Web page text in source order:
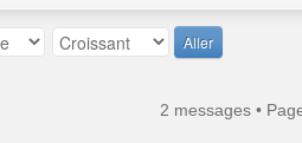
2 messages •